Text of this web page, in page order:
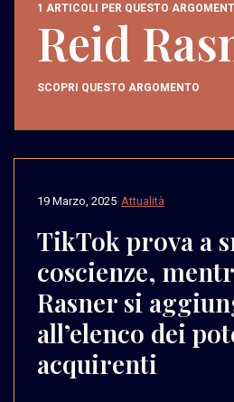
1 ARTICOLI PER QUESTO
Reid
SCOPRI QUESTO ARGOMENTO
Attualità
19 Marzo, 2025
TikTok prova a
coscienze,
Rasner si
all’elenco dei
acquirenti